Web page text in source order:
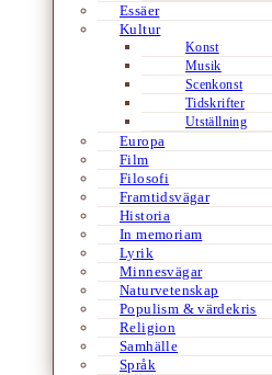
Essäer
Kultur
Konst
Musik
Scenkonst
Tidskrifter
Utställning
Europa
Film
Filosofi
Framtidsvägar
Historia
In memoriam
Lyrik
Minnesvägar
Naturvetenskap
Populism & värdekris
Religion
Samhälle
Språk